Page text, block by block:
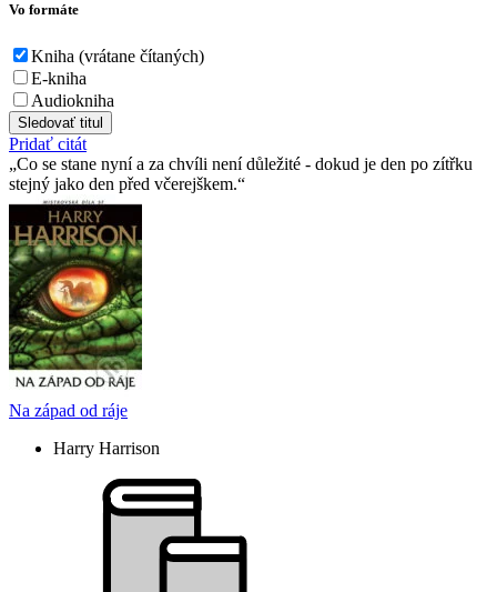
Vo formáte
Kniha (vrátane čítaných)
E-kniha
Audiokniha
Sledovať titul
Pridať citát
Co se stane nyní a za chvíli není důležité - dokud je den po zítřku
stejný jako den před včerejškem.
Na západ od ráje
Harry Harrison